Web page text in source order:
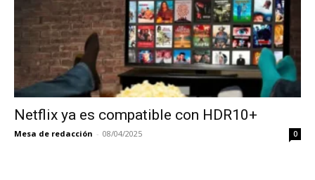
Netflix ya es compatible con HDR10+
Mesa de redacción - 08/04/2025 0